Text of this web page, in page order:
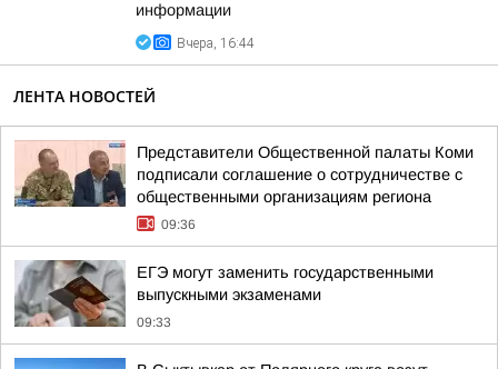
информации
Вчера, 16:44
ЛЕНТА НОВОСТЕЙ
Представители Общественной палаты Коми
подписали соглашение о сотрудничестве с
общественными организациям региона
09:36
ЕГЭ могут заменить государственными
выпускными экзаменами
09:33